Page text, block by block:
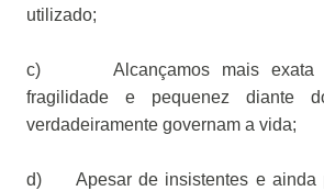
utilizado;
c)
Alcançamos mais
fragilidade e pequenez diante
verdadeiramente governam a vida;
d)
Apesar de insistentes e ainda